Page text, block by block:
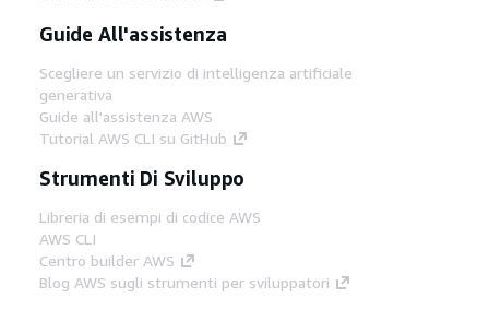
Guide All'assistenza
Scegliere un servizio di intelligenza artificiale
generativa
Guide all'assistenza AWS
Tutorial AWS CLI su GitHub
Strumenti Di Sviluppo
Libreria di esempi di codice AWS
AWS CLI
Centro builder AWS
Blog AWS sugli strumenti per sviluppatori